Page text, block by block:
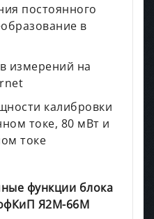
постоянного
в
измерений на
калибровки
токе, 80 мВт и
токе
функции блока
Я2М-66М